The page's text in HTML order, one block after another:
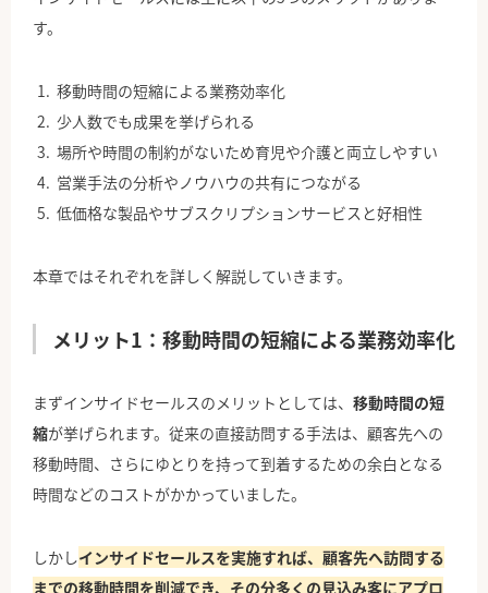
す。
移動時間の短縮による業務効率化
少人数でも成果を挙げられる
場所や時間の制約がないため育児や介護と両立しやすい
営業手法の分析やノウハウの共有につながる
低価格な製品やサブスクリプションサービスと好相性
本章ではそれぞれを詳しく解説していきます。
メリット1：移動時間の短縮による業務効率化
まずインサイドセールスのメリットとしては、 移動時間の短
縮が挙げられます。従来の直接訪問する手法は、顧客先への
移動時間、さらにゆとりを持って到着するための余白となる
時間などのコストがかかっていました。
しかしインサイドセールスを実施すれば、顧客先へ訪問する
までの移動時間を削減でき、その分多くの見込み客にアプロ